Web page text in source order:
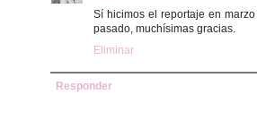
Sí hicimos el reportaje en
pasado, muchísimas gracias.
Eliminar
Responder